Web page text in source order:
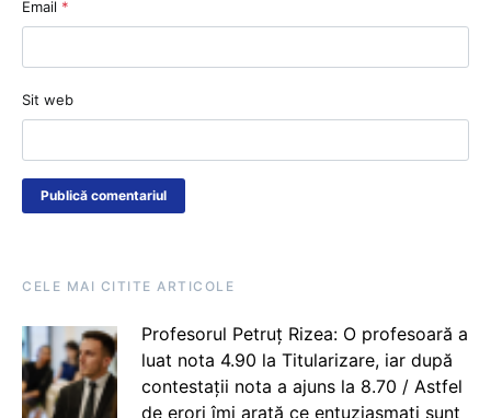
Email *
Sit web
CELE MAI CITITE ARTICOLE
Profesorul Petruț Rizea: O profesoară a
luat nota 4.90 la Titularizare, iar după
contestații nota a ajuns la 8.70 / Astfel
de erori îmi arată ce entuziasmați sunt